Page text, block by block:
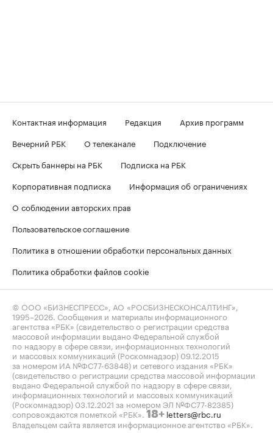
Контактная информация Редакция
Архив программ
Вечерний РБК
О телеканале
Подключение
Скрыть баннеры на РБК
Подписка на РБК
Корпоративная подписка
Информация об ограничениях
О соблюдении авторских прав
Пользовательское соглашение
Политика в отношении обработки персональных данных
Политика обработки файлов cookie
© ООО «БИЗНЕСПРЕСС», АО «РОСБИЗНЕСКОНСАЛТИНГ»,
1995–2026 . Сообщения и материалы информационного
агентства «РБК» (свидетельство о регистрации средства
массовой информации выдано Федеральной службой
по надзору в сфере связи, информационных технологий
и массовых коммуникаций (Роскомнадзор) 09.12.2015
за номером ИА №ФС77-63848) и сетевого издания «РБК»
(свидетельство о регистрации средства массовой информации
выдано Федеральной службой по надзору в сфере связи,
информационных технологий и массовых коммуникаций
(Роскомнадзор) 03.12.2021 за номером ЭЛ №ФС77-82385)
сопровождаются пометкой «РБК». 18+ letters@rbc.ru
Владельцем сайта является информационное агентство «РБК».